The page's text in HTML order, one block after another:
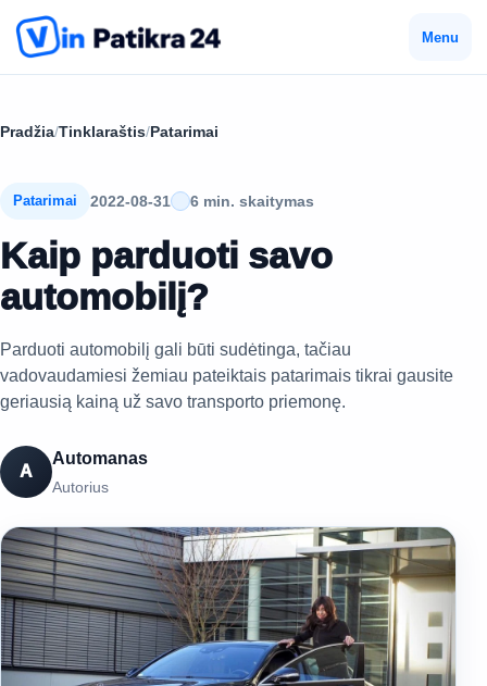
Menu
Pradžia/Tinklaraštis/Patarimai
Patarimai 2022-08-31 6 min. skaitymas
Kaip parduoti savo
automobilį?
Parduoti automobilį gali būti sudėtinga, tačiau
vadovaudamiesi žemiau pateiktais patarimais tikrai gausite
geriausią kainą už savo transporto priemonę.
A
Automanas
Autorius